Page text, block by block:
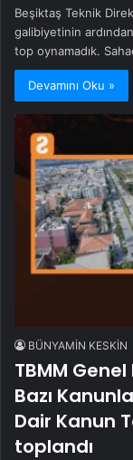
Beşiktaş Teknik
galibiyetinin
top oynamadık.
Devamını Oku »
BÜNYAMİN KESKİN
TBMM
Bazı
Dair Kanun
toplandı